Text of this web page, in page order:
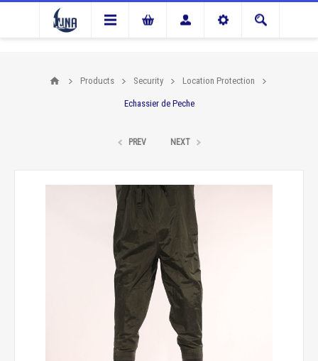
Products Security Location Protection
Echassier de Peche
PREV NEXT